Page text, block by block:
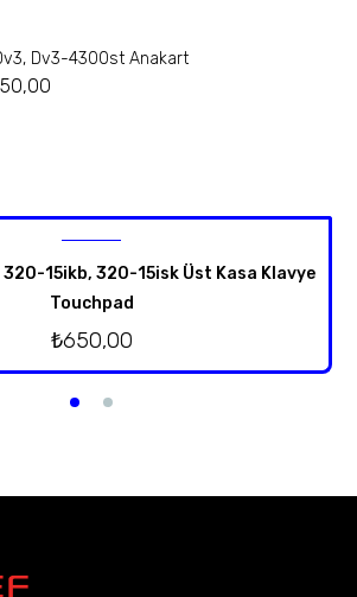
Dv3-4300st Anakart
15ikb, 320-15isk Üst Kasa Klavye
Touchpad
₺650,00